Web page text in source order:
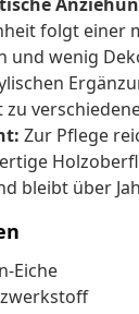
folgt einer
und wenig
zu
Zur Pflege
bleibt über
Eiche